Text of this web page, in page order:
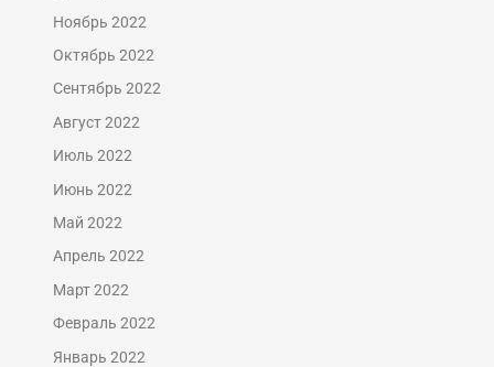
Ноябрь 2022
Октябрь 2022
Сентябрь 2022
Август 2022
Июль 2022
Июнь 2022
Май 2022
Апрель 2022
Март 2022
Февраль 2022
Январь 2022